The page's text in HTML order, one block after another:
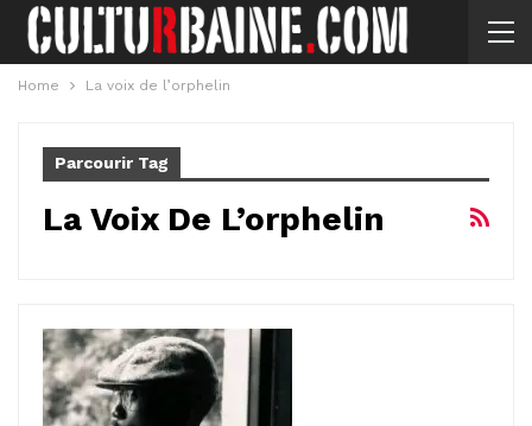
Home La voix de l’orphelin
Parcourir Tag
La Voix De L’orphelin